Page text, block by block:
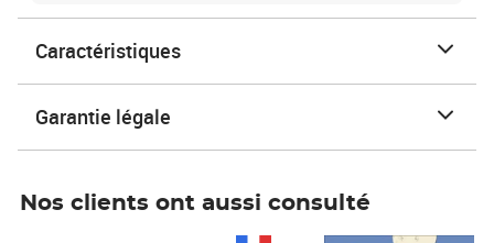
Caractéristiques
Garantie légale
Nos clients ont aussi consulté